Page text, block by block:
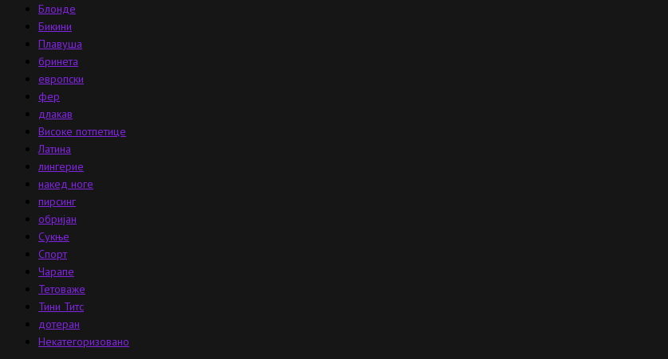
Блонде
Бикини
Плавуша
бринета
европски
фер
длакав
Високе потпетице
Латина
лингерие
накед ноге
пирсинг
обријан
Сукње
Спорт
Чарапе
Тетоваже
Тини Титс
дотеран
Некатегоризовано